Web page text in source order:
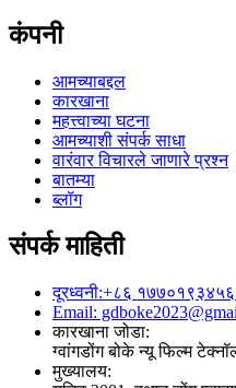
कंपनी
आमच्याबद्दल
कारखाना
महत्त्वाच्या घटना
आमच्याशी संपर्क साधा
वारंवार विचारले जाणारे प्रश्न
बातम्या
ब्लॉग
संपर्क माहिती
दूरध्वनी:+८६
Email:
कारखाना जोडा:
ग्वांगडोंग बोके न्यू फिल्म
मुख्यालय: